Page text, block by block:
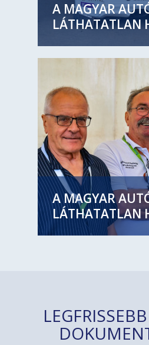
A MAGYAR
LÁTHATATLAN
A MAGYAR
LÁTHATATLAN